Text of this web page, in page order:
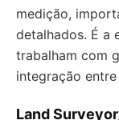
medição,
detalhados. É a
trabalham com
integração
Land